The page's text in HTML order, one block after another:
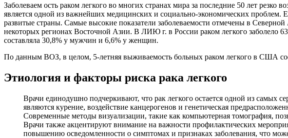
Заболеваем ость раком легкого во многих странах мира за последние 50 лет
является одной из важнейших медицинских и социально-экономических проблем.
развитые страны. Самые высокие показатели заболеваемости отмечены в
некоторых регионах Восточной Азии. В ЛИЮ г. в России раком легкого заболело
составляла 30,8% у мужчин и 6,6% у женщин.
По данным ВОЗ, в целом, 5-летняя выживаемость больных раком легкого в США
Этиология и факторы риска рака легкого
Врачи единодушно подчеркивают, что рак легкого остается одной из
являются курение, воздействие канцерогенов и генетическая
Современные методы визуализации, такие как компьютерная томография,
Врачи также акцентируют внимание на важности профилактических
повышению осведомленности о симптомах и признаках заболевания, что